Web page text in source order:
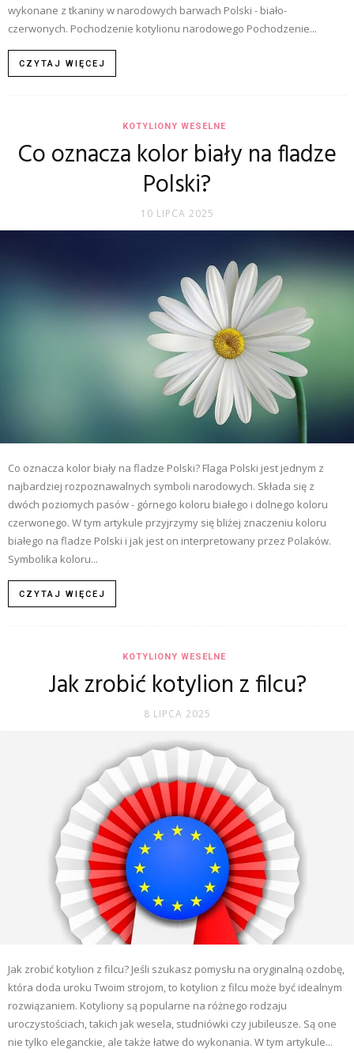
wykonane z tkaniny w narodowych barwach Polski - biało-
czerwonych. Pochodzenie kotylionu narodowego Pochodzenie...
CZYTAJ WIĘCEJ
KOTYLIONY WESELNE
Co oznacza kolor biały na fladze
Polski?
10 LIPCA 2025
Co oznacza kolor biały na fladze Polski? Flaga Polski jest jednym z
najbardziej rozpoznawalnych symboli narodowych. Składa się z
dwóch poziomych pasów - górnego koloru białego i dolnego koloru
czerwonego. W tym artykule przyjrzymy się bliżej znaczeniu koloru
białego na fladze Polski i jak jest on interpretowany przez Polaków.
Symbolika koloru...
CZYTAJ WIĘCEJ
KOTYLIONY WESELNE
Jak zrobić kotylion z filcu?
8 LIPCA 2025
Jak zrobić kotylion z filcu? Jeśli szukasz pomysłu na oryginalną ozdobę,
która doda uroku Twoim strojom, to kotylion z filcu może być idealnym
rozwiązaniem. Kotyliony są popularne na różnego rodzaju
uroczystościach, takich jak wesela, studniówki czy jubileusze. Są one
nie tylko eleganckie, ale także łatwe do wykonania. W tym artykule...